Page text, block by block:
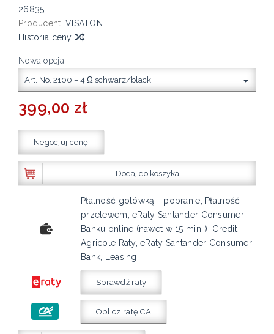
26835
Producent: VISATON
Historia ceny
Nowa opcja
Art. No. 2100 – 4 Ω schwarz/black
399,00 zł
Negocjuj cenę
Dodaj do koszyka
Płatność gotówką - pobranie, Płatność
przelewem, eRaty Santander Consumer
Banku online (nawet w 15 min.!), Credit
Agricole Raty, eRaty Santander Consumer
Bank, Leasing
Sprawdź raty
Oblicz ratę CA